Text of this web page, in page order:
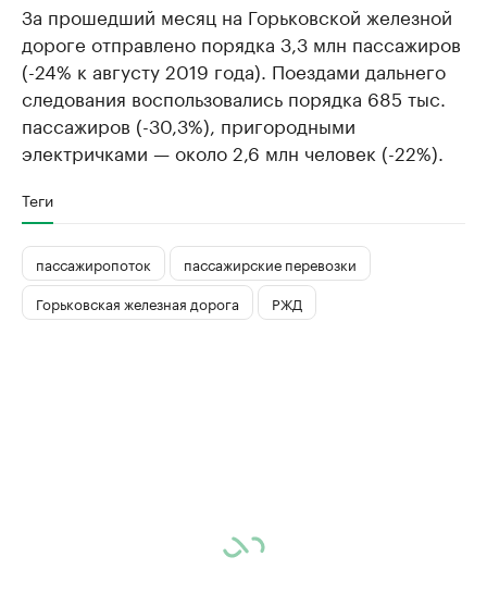
За прошедший месяц на Горьковской железной
дороге отправлено порядка 3,3 млн пассажиров
(-24% к августу 2019 года). Поездами дальнего
следования воспользовались порядка 685 тыс.
пассажиров (-30,3%), пригородными
электричками — около 2,6 млн человек (-22%).
Теги
пассажиропоток
пассажирские перевозки
Горьковская железная дорога
РЖД